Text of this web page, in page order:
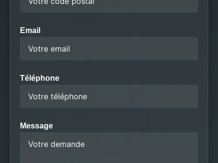
Email
Téléphone
Message